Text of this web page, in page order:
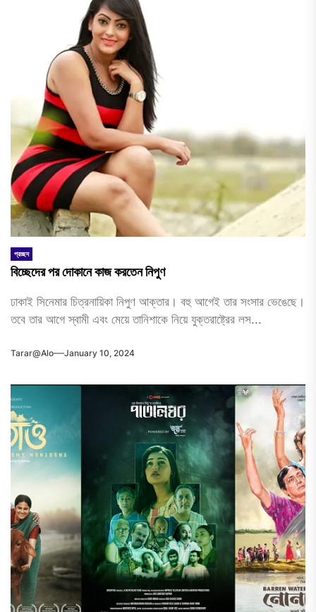
প্রচ্ছদ
বিচ্ছেদের পর দোকানে কাজ করতেন নিপুণ
ঢাকাই সিনেমার চিত্রনায়িকা নিপুণ আক্তার। বহু আগেই তার সংসার ভেঙেছে।
তবে তার আগে স্বামী এবং মেয়ে তানিশাকে নিয়ে যুক্তরাষ্ট্রের লস...
Tarar@alo January 10, 2024